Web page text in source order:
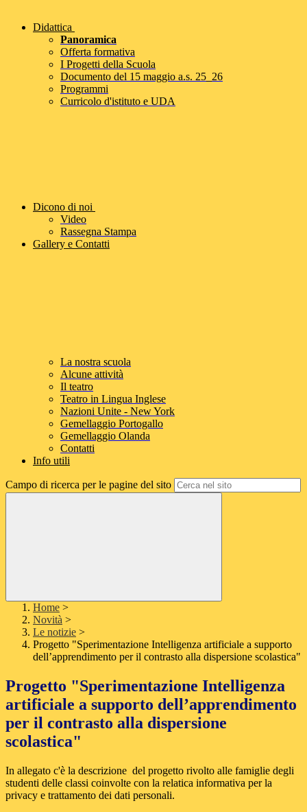
Didattica
Panoramica
Offerta formativa
I Progetti della Scuola
Documento del 15 maggio a.s. 25_26
Programmi
Curricolo d'istituto e UDA
Dicono di noi
Video
Rassegna Stampa
Gallery e Contatti
La nostra scuola
Alcune attività
Il teatro
Teatro in Lingua Inglese
Nazioni Unite - New York
Gemellaggio Portogallo
Gemellaggio Olanda
Contatti
Info utili
Campo di ricerca per le pagine del sito
Home >
Novità >
Le notizie >
Progetto "Sperimentazione Intelligenza artificiale a supporto
dell’apprendimento per il contrasto alla dispersione scolastica"
Progetto "Sperimentazione Intelligenza
artificiale a supporto dell’apprendimento
per il contrasto alla dispersione
scolastica"
In allegato c'è la descrizione del progetto rivolto alle famiglie degli
studenti delle classi coinvolte con la relatica informativa per la
privacy e trattamento dei dati personali.